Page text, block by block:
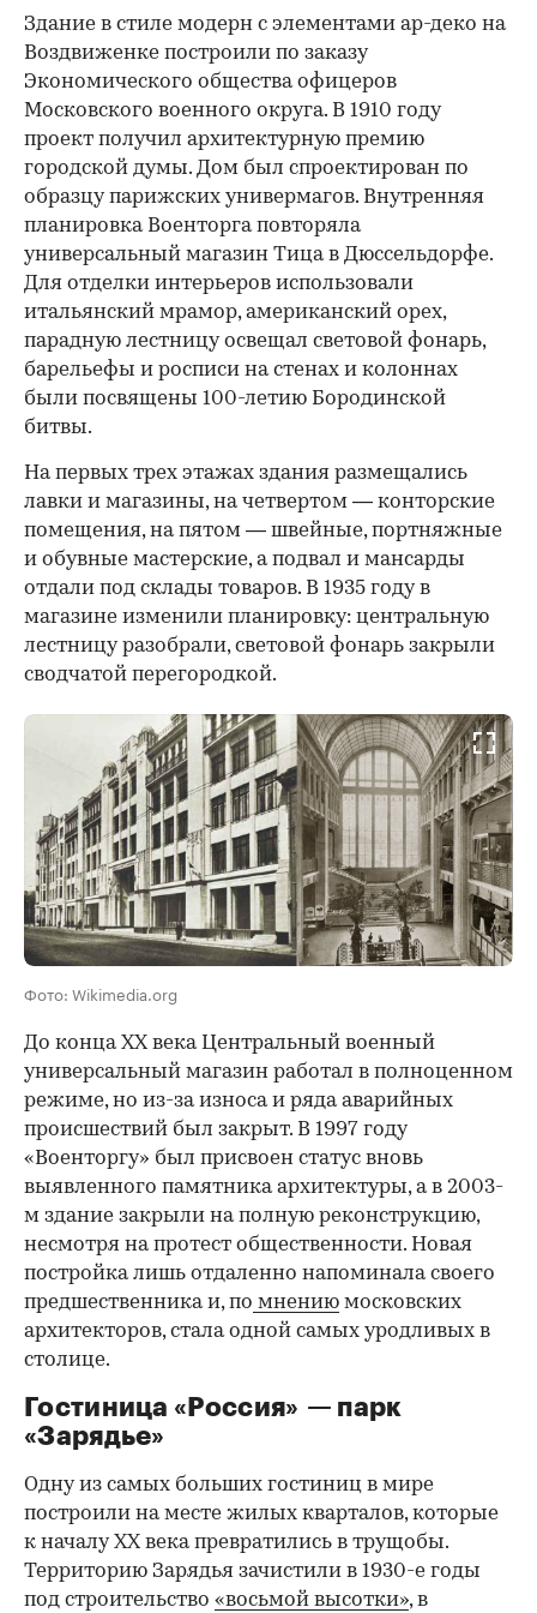
Здание в стиле модерн с элементами ар-деко на
Воздвиженке построили по заказу
Экономического общества офицеров
Московского военного округа. В 1910 году
проект получил архитектурную премию
городской думы. Дом был спроектирован по
образцу парижских универмагов. Внутренняя
планировка Военторга повторяла
универсальный магазин Тица в Дюссельдорфе.
Для отделки интерьеров использовали
итальянский мрамор, американский орех,
парадную лестницу освещал световой фонарь,
барельефы и росписи на стенах и колоннах
были посвящены 100-летию Бородинской
битвы.
На первых трех этажах здания размещались
лавки и магазины, на четвертом — конторские
помещения, на пятом — швейные, портняжные
и обувные мастерские, а подвал и мансарды
отдали под склады товаров. В 1935 году в
магазине изменили планировку: центральную
лестницу разобрали, световой фонарь закрыли
сводчатой перегородкой.
Фото: Wikimedia.org
До конца XX века Центральный военный
универсальный магазин работал в полноценном
режиме, но из-за износа и ряда аварийных
происшествий был закрыт. В 1997 году
«Военторгу» был присвоен статус вновь
выявленного памятника архитектуры, а в 2003-
м здание закрыли на полную реконструкцию,
несмотря на протест общественности. Новая
постройка лишь отдаленно напоминала своего
предшественника и, по мнению московских
архитекторов, стала одной самых уродливых в
столице.
Гостиница «Россия» — парк
«Зарядье»
Одну из самых больших гостиниц в мире
построили на месте жилых кварталов, которые
к началу XX века превратились в трущобы.
Территорию Зарядья зачистили в 1930-е годы
под строительство «восьмой высотки», в